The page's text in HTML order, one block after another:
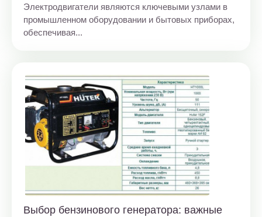
Электродвигатели являются ключевыми узлами в
промышленном оборудовании и бытовых приборах,
обеспечивая...
Выбор бензинового генератора: важные